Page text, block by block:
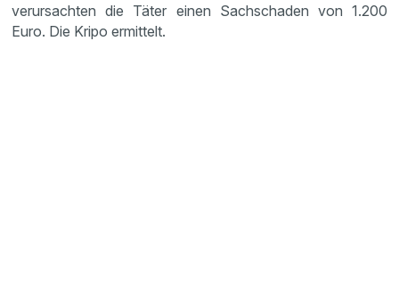
verursachten die Täter einen Sachschaden von 1.200
Euro. Die Kripo ermittelt.